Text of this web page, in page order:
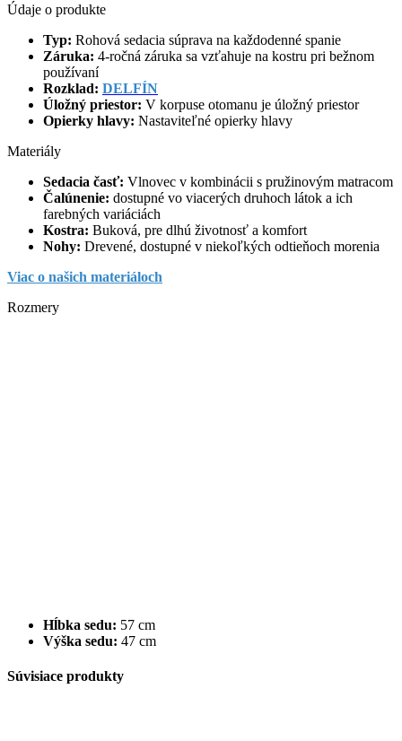
Údaje o produkte
Typ: Rohová sedacia súprava na každodenné spanie
Záruka: 4-ročná záruka sa vzťahuje na kostru pri bežnom
používaní
Rozklad: DELFÍN
Úložný priestor: V korpuse otomanu je úložný priestor
Opierky hlavy: Nastaviteľné opierky hlavy
Materiály
Sedacia časť: Vlnovec v kombinácii s pružinovým matracom
Čalúnenie: dostupné vo viacerých druhoch látok a ich
farebných variáciách
Kostra: Buková, pre dlhú životnosť a komfort
Nohy: Drevené, dostupné v niekoľkých odtieňoch morenia
Viac o našich materiáloch
Rozmery
Hĺbka sedu: 57 cm
Výška sedu: 47 cm
Súvisiace produkty